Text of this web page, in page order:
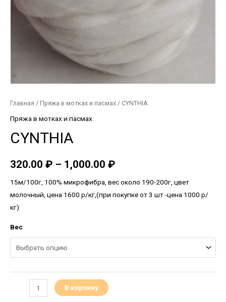
Главная / Пряжа в мотках и пасмах / CYNTHIA
Пряжа в мотках и пасмах
CYNTHIA
320.00 ₽ – 1,000.00 ₽
15м/100г, 100% микрофибра, вес около 190-200г, цвет
молочный, цена 1600 р/кг,(при покупке от 3 шт -цена 1000 р/
кг)
Вес
В корзину